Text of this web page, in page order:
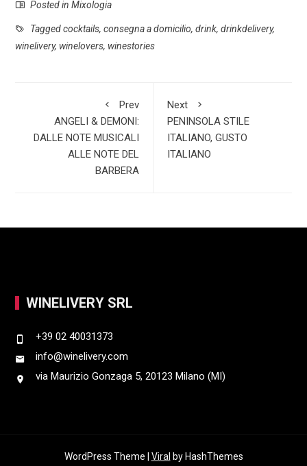
e
b
o
a
t
s
i
n
k
S
h
a
Posted inMixologia
Taggedcocktails,consegna a domicilio,drink,drinkdelivery,
winelivery, winelovers, winestories
Prev
ANGELI & DEMONI:
DALLE NOTE MUSICALI
ALLE NOTE DEL
BARBERA
Next
PENINSOLA STILE
ITALIANO, GUSTO
ITALIANO
WINELIVERY SRL
+39 02 40031373
info@winelivery.com
via Maurizio Gonzaga 5, 20123 Milano (MI)
WordPress Theme | Viral by HashThemes